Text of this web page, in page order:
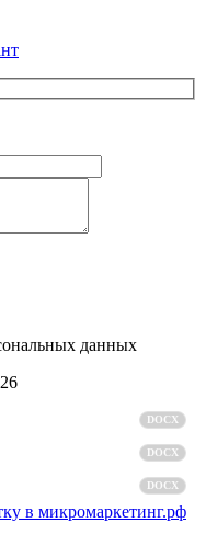
данных
DOCX
DOCX
DOCX
в микромаркетинг.рф